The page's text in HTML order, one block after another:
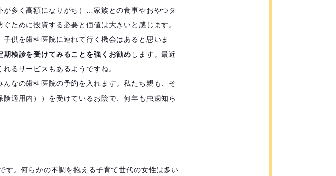
多く高額になりがち）…家族との食事やおやつタ
ために投資する必要と価値は大きいと感じます。
供を歯科医院に連れて行く機会はあると思いま
期検診を受けてみることを強くお勧め します。最近
るサービスもあるようですね。
なの歯科医院の予約を入れます。私たち親も、そ
適用内））を受けているお陰で、何年も虫歯知ら
す。何らかの不調を抱える子育て世代の女性は多い